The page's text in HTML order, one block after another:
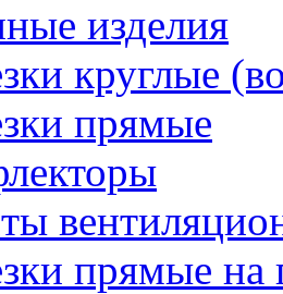
изделия
круглые
прямые
прямые на